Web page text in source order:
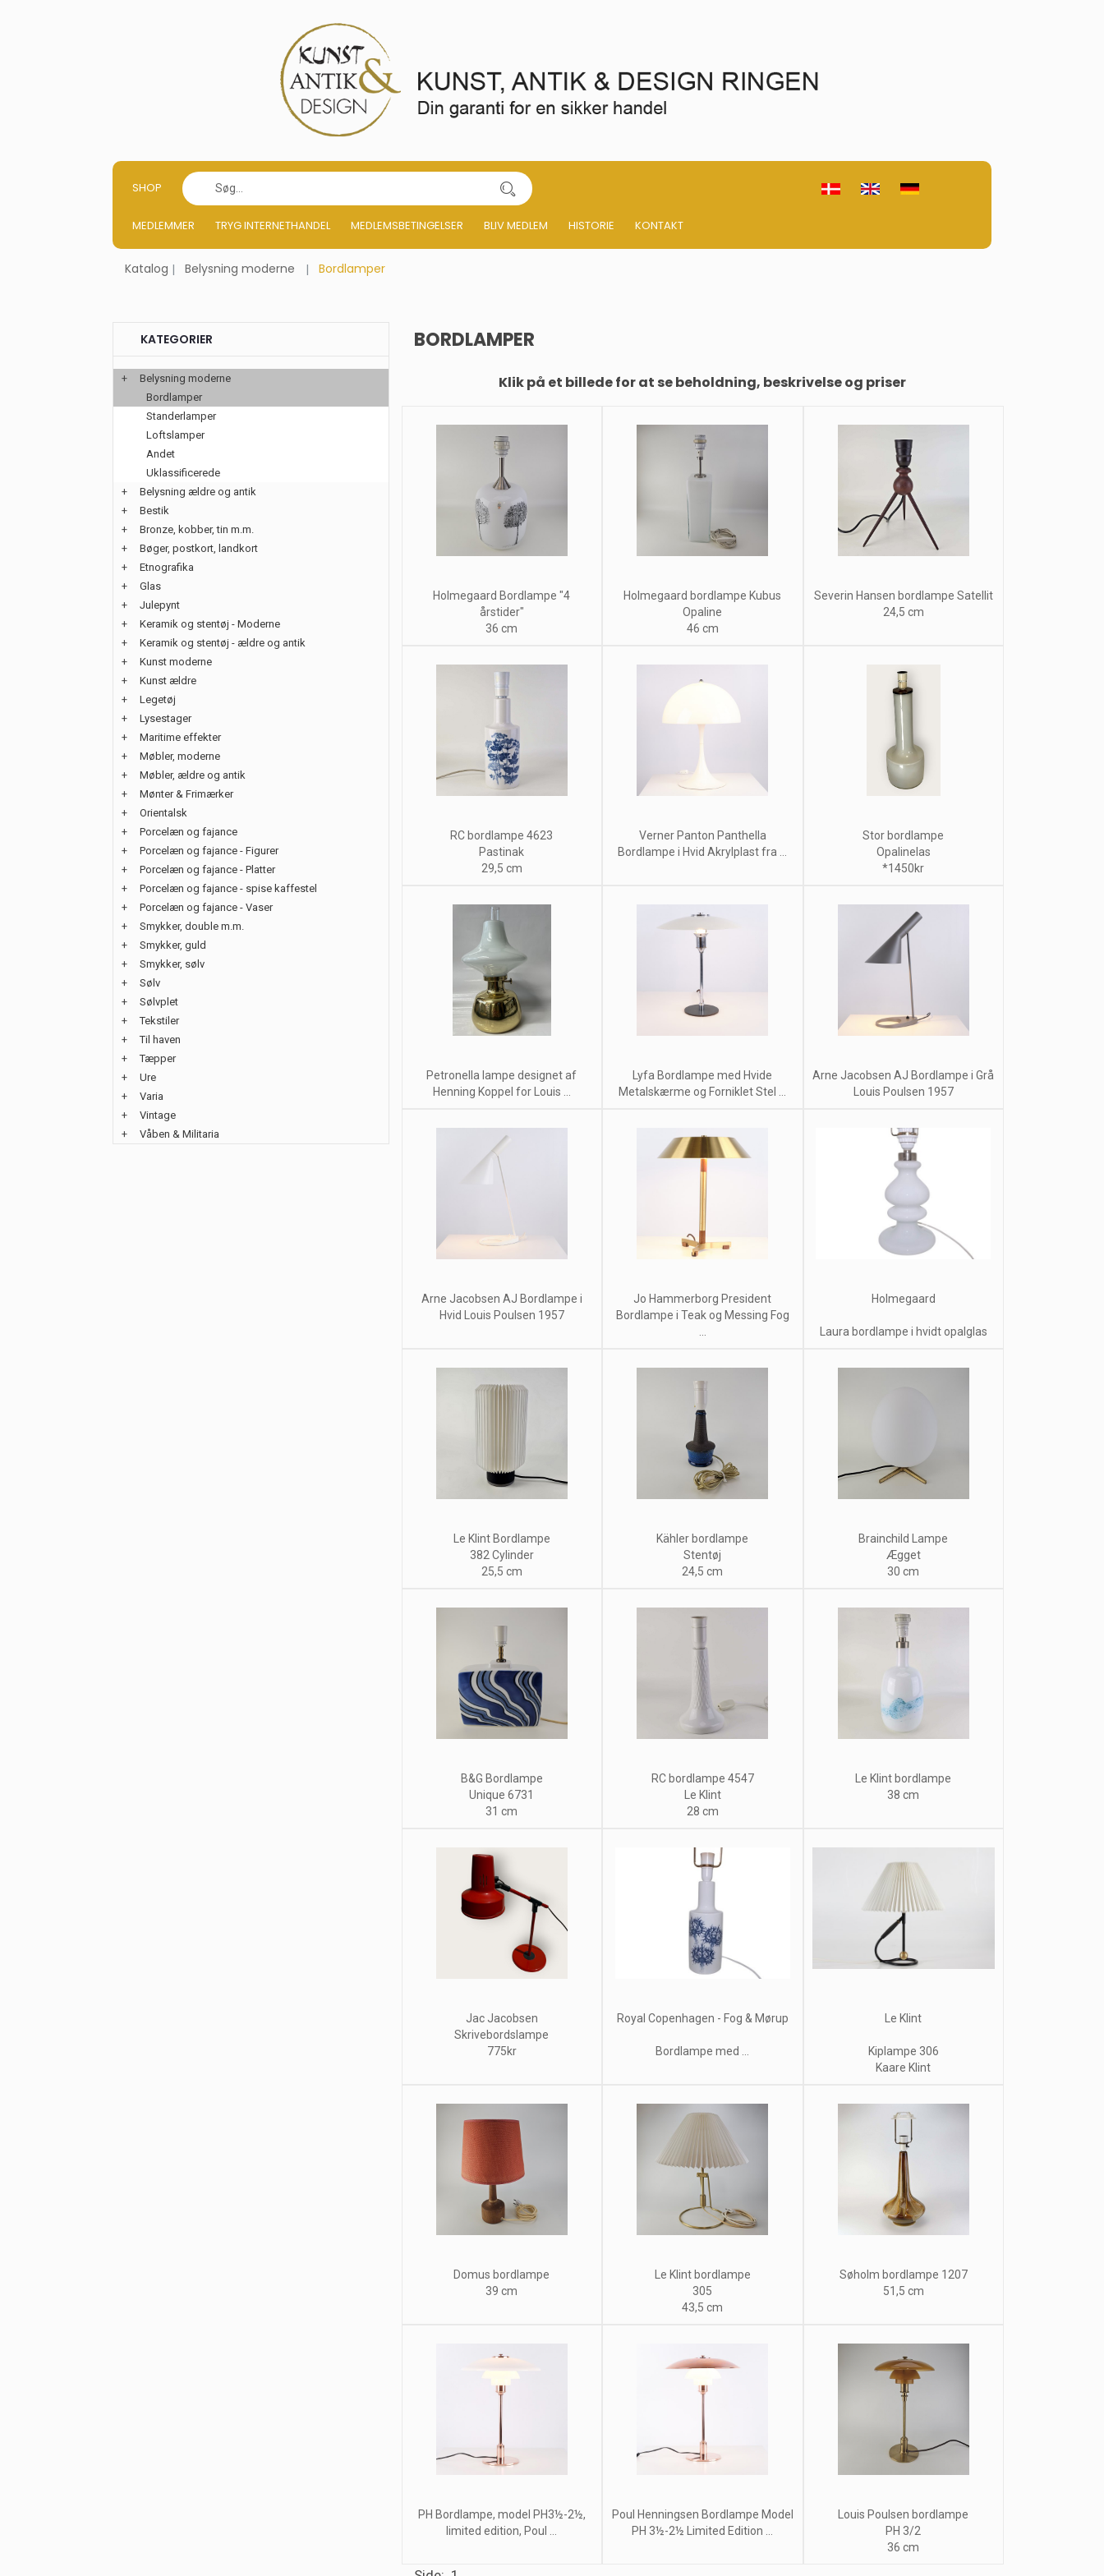
SHOP
MEDLEMMER TRYG INTERNETHANDEL MEDLEMSBETINGELSER BLIV MEDLEM HISTORIE KONTAKT
Katalog Belysning moderne Bordlamper
BORDLAMPER
Klik på et billede for at se beholdning, beskrivelse og priser
Holmegaard Bordlampe "4
årstider"
36 cm
Holmegaard bordlampe Kubus
Opaline
46 cm
Severin Hansen bordlampe Satellit
24,5 cm
RC bordlampe 4623
Pastinak
29,5 cm
Verner Panton Panthella
Bordlampe i Hvid Akrylplast fra ...
Stor bordlampe
Opalinelas
*1450kr
Petronella lampe designet af
Henning Koppel for Louis ...
Lyfa Bordlampe med Hvide
Metalskærme og Forniklet Stel ...
Arne Jacobsen AJ Bordlampe i Grå
Louis Poulsen 1957
Arne Jacobsen AJ Bordlampe i
Hvid Louis Poulsen 1957
Jo Hammerborg President
Bordlampe i Teak og Messing Fog
Holmegaard
Laura bordlampe i hvidt opalglas
Le Klint Bordlampe
382 Cylinder
25,5 cm
Kähler bordlampe
Stentøj
24,5 cm
Brainchild Lampe
Ægget
30 cm
B&G Bordlampe
Unique 6731
31 cm
RC bordlampe 4547
Le Klint
28 cm
Le Klint bordlampe
38 cm
Jac Jacobsen
Skrivebordslampe
775kr
Royal Copenhagen - Fog & Mørup
Bordlampe med ...
Le Klint
Kiplampe 306
Kaare Klint
Domus bordlampe
39 cm
Le Klint bordlampe
305
43,5 cm
Søholm bordlampe 1207
51,5 cm
PH Bordlampe, model PH3½-2½,
limited edition, Poul ...
Poul Henningsen Bordlampe Model
PH 3½-2½ Limited Edition ...
Louis Poulsen bordlampe
PH 3/2
36 cm
KATEGORIER
+
Belysning moderne
Bordlamper
Standerlamper
Loftslamper
Andet
Uklassificerede
+
Belysning ældre og antik
+
Bestik
+
Bronze, kobber, tin m.m.
+
Bøger, postkort, landkort
+
Etnografika
+
Glas
+
Julepynt
+
Keramik og stentøj - Moderne
+
Keramik og stentøj - ældre og antik
+
Kunst moderne
+
Kunst ældre
+
Legetøj
+
Lysestager
+
Maritime effekter
+
Møbler, moderne
+
Møbler, ældre og antik
+
Mønter & Frimærker
+
Orientalsk
+
Porcelæn og fajance
+
Porcelæn og fajance - Figurer
+
Porcelæn og fajance - Platter
+
Porcelæn og fajance - spise kaffestel
+
Porcelæn og fajance - Vaser
+
Smykker, double m.m.
+
Smykker, guld
+
Smykker, sølv
+
Sølv
+
Sølvplet
+
Tekstiler
+
Til haven
+
Tæpper
+
Ure
+
Varia
+
Vintage
+
Våben & Militaria